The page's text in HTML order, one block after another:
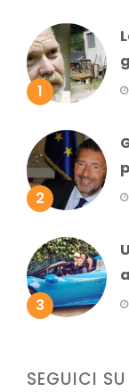
1
2
3
SEGUICI SU